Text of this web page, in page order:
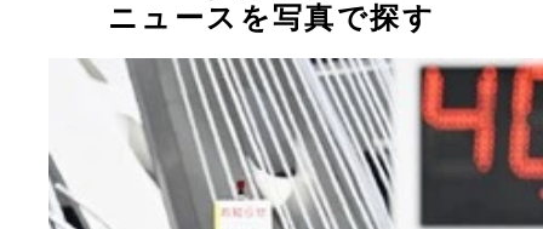
ニュースを写真で探す